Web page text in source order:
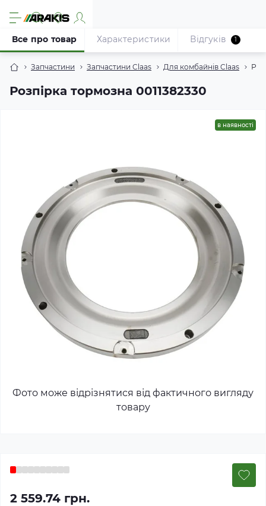
Запчастини Запчастини Claas Для комбайнів Claas
Розпірка тормозна 0011382330
Все про товар Характеристики Відгуків 1
в наявності
Фото може відрізнятися від фактичного вигляду
товару
2 559.74 грн.